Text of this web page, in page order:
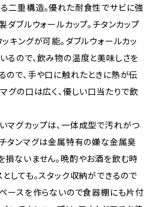
二重構造。優れた耐食性でサビに強
ダブルウォールカップ。チタンカップ
キングが可能。ダブルウォールカッ
るので、飲み物の温度と美味しさを
ので、手や口に触れたときに熱が伝
グの口は広く、優しい口当たりで飲
マグカップは、一体成型で汚れがつ
チタンマグは金属特有の嫌な金属臭
損ないません。晩酌やお酒を飲む時
しても。スタック収納ができるので
ペースを作らないので食器棚にも片付